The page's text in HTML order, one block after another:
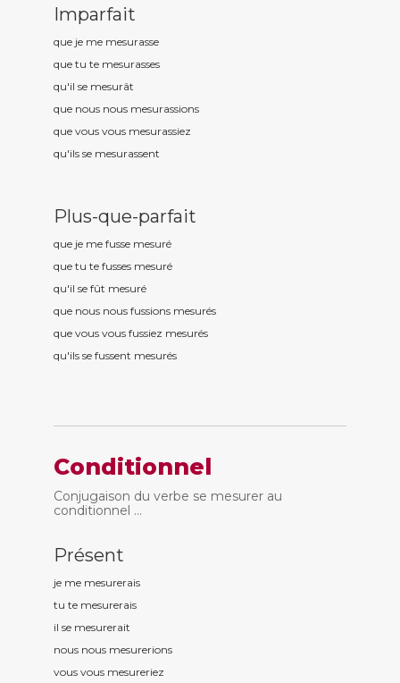
Imparfait
que je me mesurasse
que tu te mesurasses
qu'il se mesurât
que nous nous mesurassions
que vous vous mesurassiez
qu'ils se mesurassent
Plus-que-parfait
que je me fusse mesuré
que tu te fusses mesuré
qu'il se fût mesuré
que nous nous fussions mesurés
que vous vous fussiez mesurés
qu'ils se fussent mesurés
Conditionnel
Conjugaison du verbe se mesurer au
conditionnel ...
Présent
je me mesurerais
tu te mesurerais
il se mesurerait
nous nous mesurerions
vous vous mesureriez